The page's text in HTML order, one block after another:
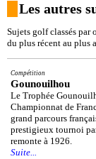
Les autres
Sujets golf classés par
du plus récent au plus
Compétition
Gounouilhou
Le Trophée
Championnat de
grand parcours
prestigieux tournoi
remonte à 1926.
Suite...